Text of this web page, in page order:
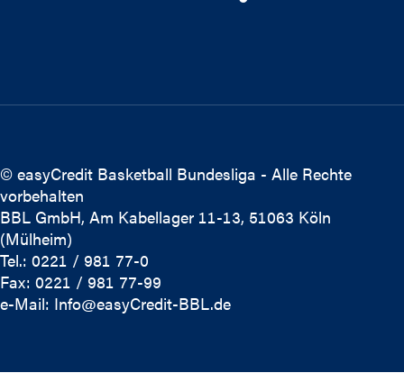
© easyCredit Basketball Bundesliga - Alle Rechte
vorbehalten
BBL GmbH, Am Kabellager 11-13, 51063 Köln
(Mülheim)
Tel.: 0221 / 981 77-0
Fax: 0221 / 981 77-99
e-Mail: Info@easyCredit-BBL.de